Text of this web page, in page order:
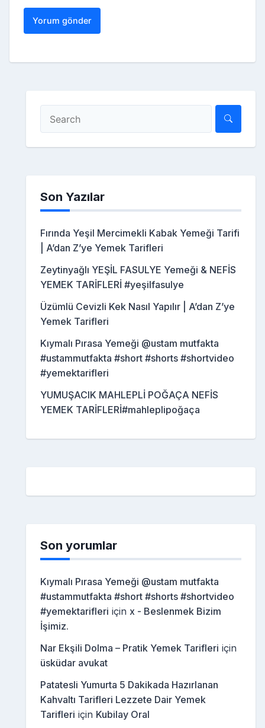
Son Yazılar
Fırında Yeşil Mercimekli Kabak Yemeği Tarifi
| A’dan Z’ye Yemek Tarifleri
Zeytinyağlı YEŞİL FASULYE Yemeği & NEFİS
YEMEK TARİFLERİ #yeşilfasulye
Üzümlü Cevizli Kek Nasıl Yapılır | A’dan Z’ye
Yemek Tarifleri
Kıymalı Pırasa Yemeği @ustam mutfakta
#ustammutfakta #short #shorts #shortvideo
#yemektarifleri
YUMUŞACIK MAHLEPLİ POĞAÇA NEFİS
YEMEK TARİFLERİ#mahleplipoğaça
Son yorumlar
Kıymalı Pırasa Yemeği @ustam mutfakta
#ustammutfakta #short #shorts #shortvideo
#yemektarifleri için x - Beslenmek Bizim
İşimiz.
Nar Ekşili Dolma – Pratik Yemek Tarifleri için
üsküdar avukat
Patatesli Yumurta 5 Dakikada Hazırlanan
Kahvaltı Tarifleri Lezzete Dair Yemek
Tarifleri için Kubilay Oral